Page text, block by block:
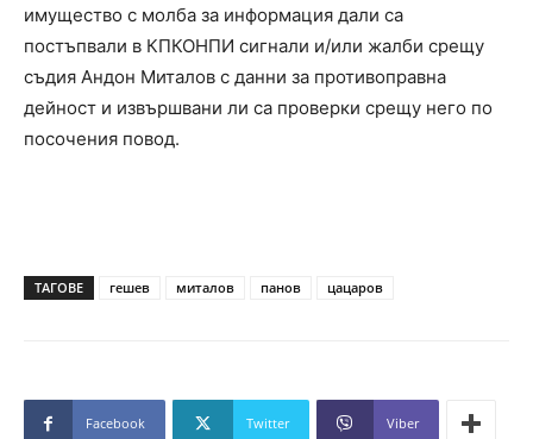
имущество с молба за информация дали са
постъпвали в КПКОНПИ сигнали и/или жалби срещу
съдия Андон Миталов с данни за противоправна
дейност и извършвани ли са проверки срещу него по
посочения повод.
ТАГОВЕ гешев миталов панов цацаров
Facebook Twitter Viber